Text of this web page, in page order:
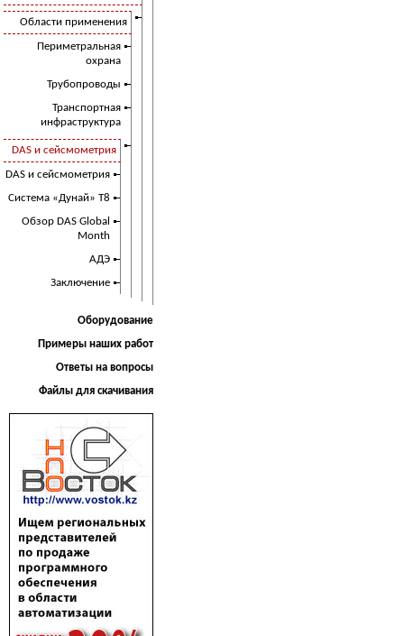
Области применения
Периметральная
охрана
Трубопроводы
Транспортная
инфраструктура
DAS и сейсмометрия
DAS и сейсмометрия
Система «Дунай» Т8
Обзор DAS Global
Month
АДЭ
Заключение
Оборудование
Примеры наших работ
Ответы на вопросы
Файлы для скачивания